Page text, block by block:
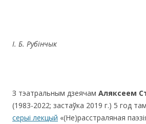
І. Б. Рубінчык
З тэатральным дзеячам Аляксеем
(1983-2022; застаўка 2019 г.) 5 год
серыі лекцый «(Не)расстраляная